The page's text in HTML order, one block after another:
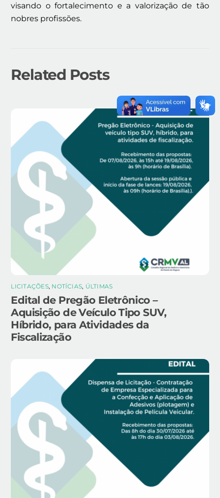
visando o fortalecimento e a valorização de tão
nobres profissões.
Related Posts
LICITAÇÕES, NOTÍCIAS, ÚLTIMAS
Edital de Pregão Eletrônico –
Aquisição de Veículo Tipo SUV,
Híbrido, para Atividades da
Fiscalização